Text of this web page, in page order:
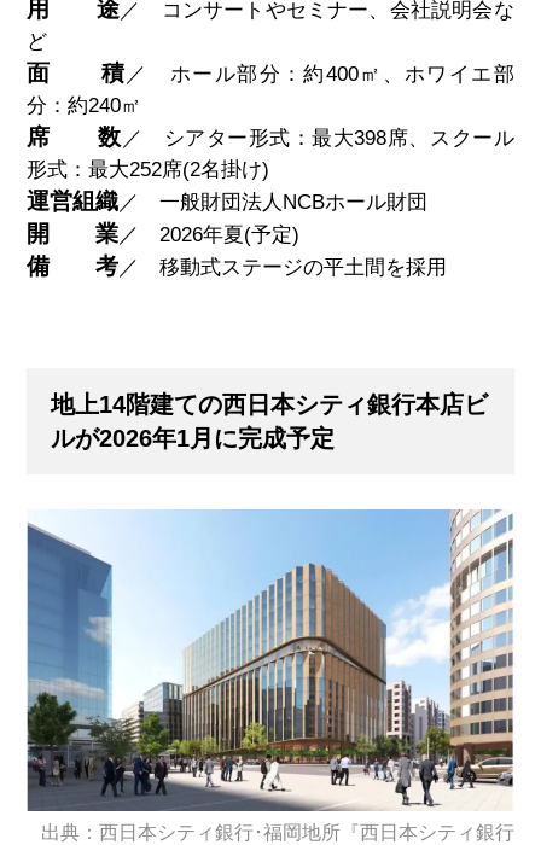
用 途 ／ コンサートやセミナー、会社説明会な
ど
面 積 ／ ホール部分：約400㎡、ホワイエ部
分：約240㎡
席 数 ／ シアター形式：最大398席、スクール
形式：最大252席(2名掛け)
運営組織 ／ 一般財団法人 NCBホール財団
開 業 ／ 2026年夏(予定)
備 考 ／ 移動式ステージの平土間を採用
地上14階建ての西日本シティ銀行本店ビ
ルが2026年1月に完成予定
出典：西日本シティ銀行･福岡地所『西日本シティ銀行